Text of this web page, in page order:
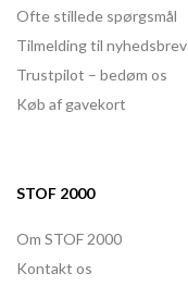
Ofte stillede spørgsmål
Tilmelding til nyhedsbrev
Trustpilot – bedøm os
Køb af gavekort
STOF 2000
Om STOF 2000
Kontakt os